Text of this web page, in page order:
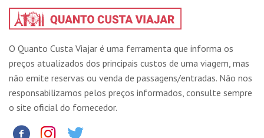
O Quanto Custa Viajar é uma ferramenta que informa os
preços atualizados dos principais custos de uma viagem, mas
não emite reservas ou venda de passagens/entradas. Não nos
responsabilizamos pelos preços informados, consulte sempre
o site oficial do fornecedor.